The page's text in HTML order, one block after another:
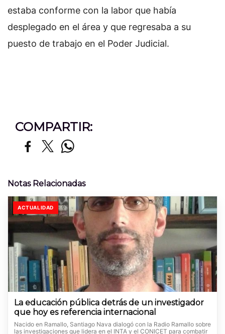
estaba conforme con la labor que había
desplegado en el área y que regresaba a su
puesto de trabajo en el Poder Judicial.
COMPARTIR:
Notas Relacionadas
ACTUALIDAD
La educación pública detrás de un investigador
que hoy es referencia internacional
Nacido en Ramallo, Santiago Nava dialogó con la Radio Ramallo sobre
las investigaciones que lidera en el INTA y el CONICET para combatir